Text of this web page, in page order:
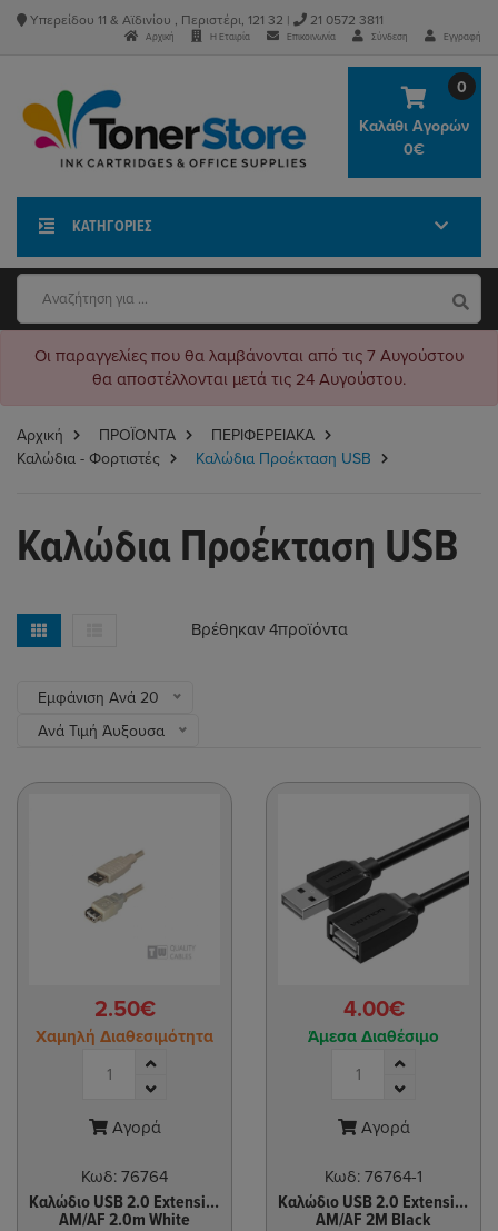
Υπερείδου 11 & Αϊδινίου , Περιστέρι, 121 32 | 21 0572 3811
Αρχική Η Εταιρία Επικοινωνία Σύνδεση Εγγραφή
ΚΑΤΗΓΟΡΊΕΣ
0
Καλάθι Αγορών
0€
Οι παραγγελίες που θα λαμβάνονται από τις 7 Αυγούστου
θα αποστέλλονται μετά τις 24 Αυγούστου.
Αρχική ΠΡΟΪΟΝΤΑ
ΠΕΡΙΦΕΡΕΙΑΚΑ
Καλώδια - Φορτιστές
Καλώδια Προέκταση USB
Καλώδια Προέκταση USB
Βρέθηκαν 4προϊόντα
Εμφάνιση Ανά 20
Ανά Τιμή Άυξουσα
2.50€
Χαμηλή Διαθεσιμότητα
Αγορά
Κωδ: 76764
Καλώδιο USB 2.0 Extension
AM/AF 2.0m White
4.00€
Άμεσα Διαθέσιμο
Αγορά
Κωδ: 76764-1
Καλώδιο USB 2.0 Extension Cable
AM/AF 2M Black